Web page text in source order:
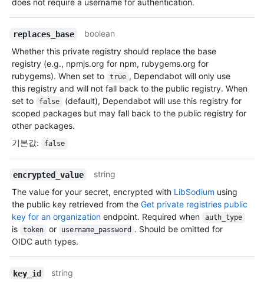
does not require a username for authentication.
replaces_base
boolean
Whether this private registry should replace the base
registry (e.g., npmjs.org for npm, rubygems.org for
rubygems). When set to
true , Dependabot will only use
this registry and will not fall back to the public registry. When
set to
false
(default), Dependabot will use this registry for
scoped packages but may fall back to the public registry for
other packages.
기본값: false
encrypted_value
string
The value for your secret, encrypted with LibSodium using
the public key retrieved from the Get private registries public
key for an organization endpoint. Required when auth_type
is token or username_password . Should be omitted for
OIDC auth types.
key_id
string